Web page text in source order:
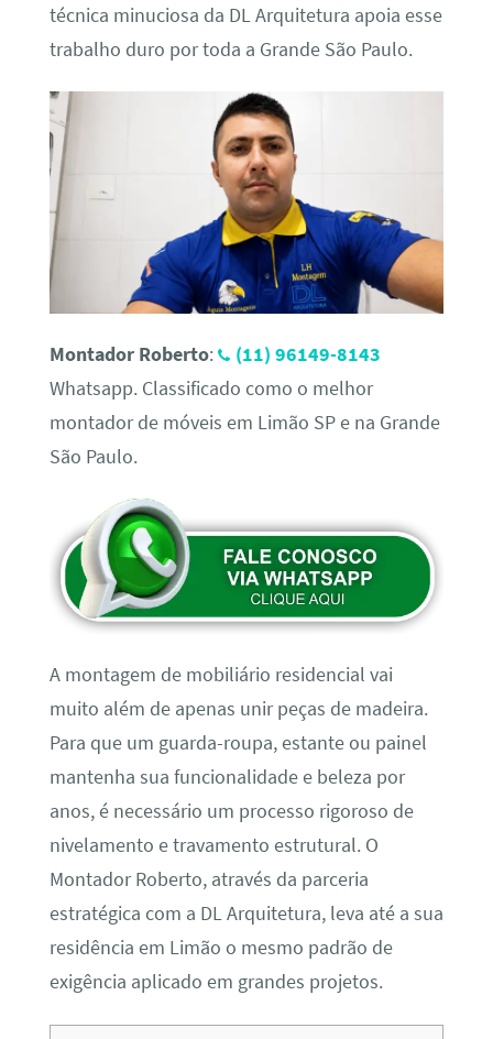
técnica minuciosa da DL Arquitetura apoia esse
trabalho duro por toda a Grande São Paulo.
Montador Roberto:
(11) 96149-8143
Whatsapp. Classificado como o melhor
montador de móveis em Limão SP e na Grande
São Paulo.
A montagem de mobiliário residencial vai
muito além de apenas unir peças de madeira.
Para que um guarda-roupa, estante ou painel
mantenha sua funcionalidade e beleza por
anos, é necessário um processo rigoroso de
nivelamento e travamento estrutural. O
Montador Roberto, através da parceria
estratégica com a DL Arquitetura, leva até a sua
residência em Limão o mesmo padrão de
exigência aplicado em grandes projetos.